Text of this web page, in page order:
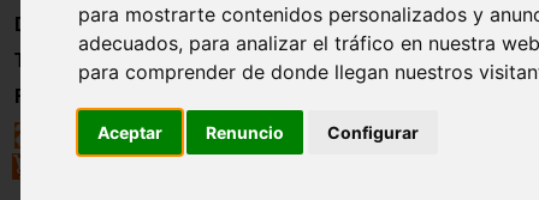
para mostrarte contenidos personalizados y
adecuados, para analizar el tráfico en nuestra
para comprender de donde llegan nuestros
Aceptar Renuncio Configurar
Directorio
Trabajo
Registro